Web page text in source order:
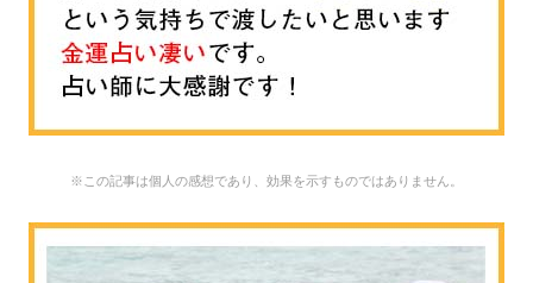
※この記事は個人の感想であり、効果を示すものではありません。